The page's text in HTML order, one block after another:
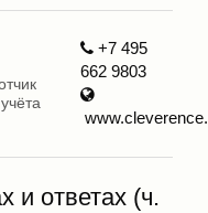
+7 495
662 9803
и ответах (ч.